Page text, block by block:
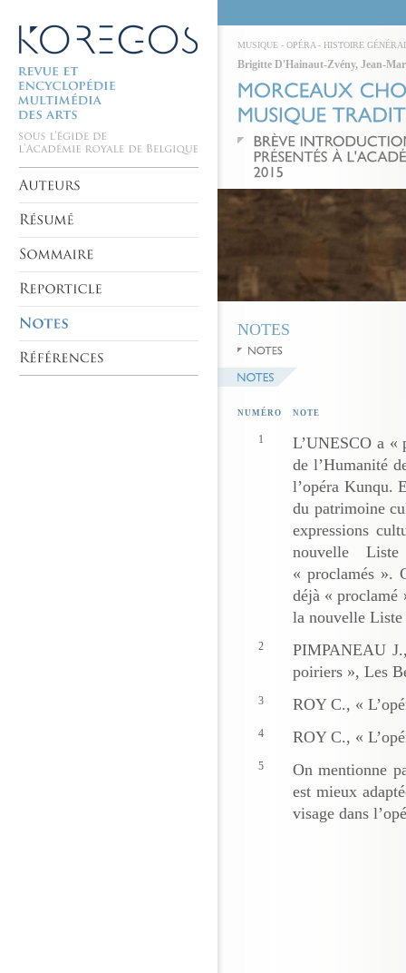
MUSIQUE - OPÉRA - HISTOIRE
Brigitte D'Hainaut-Zvény, Jean-
NOTES
NUMÉRO NOTE
1
L’UNESCO a «
de l’Humanité
l’opéra Kunqu.
du patrimoine
expressions
nouvelle
« proclamés ».
déjà « proclamé
la nouvelle Liste
2
PIMPANEAU
poiriers », Les
3 ROY C., «
4 ROY C., «
5
On mentionne
est mieux
visage dans